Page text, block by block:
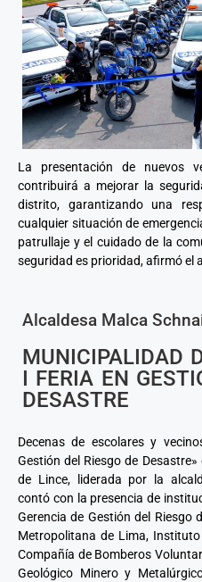
La presentación de nuevos
contribuirá a mejorar la
distrito, garantizando una
cualquier situación de
patrullaje y el cuidado de la
seguridad es prioridad, afirmó el
Alcaldesa Malca
MUNICIPALIDAD
I FERIA EN
DESASTRE
Decenas de escolares y
Gestión del Riesgo de
de Lince, liderada por la
contó con la presencia de
Gerencia de Gestión del Riesgo
Metropolitana de Lima,
Compañía de Bomberos
Geológico Minero y